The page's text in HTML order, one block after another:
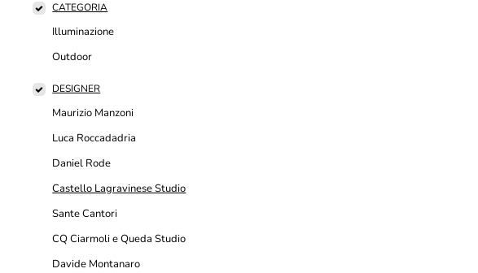
CATEGORIA
Illuminazione
Outdoor
DESIGNER
Maurizio Manzoni
Luca Roccadadria
Daniel Rode
Castello Lagravinese Studio
Sante Cantori
CQ Ciarmoli e Queda Studio
Davide Montanaro